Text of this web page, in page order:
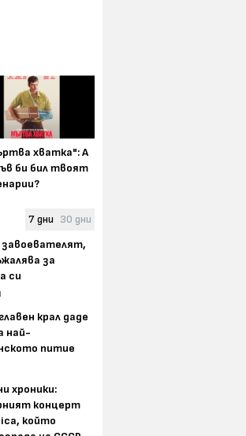
хватка": А
би бил твоят
7 дни 30 дни
за
си
крал даде
най-
питие
хроники:
концерт
който